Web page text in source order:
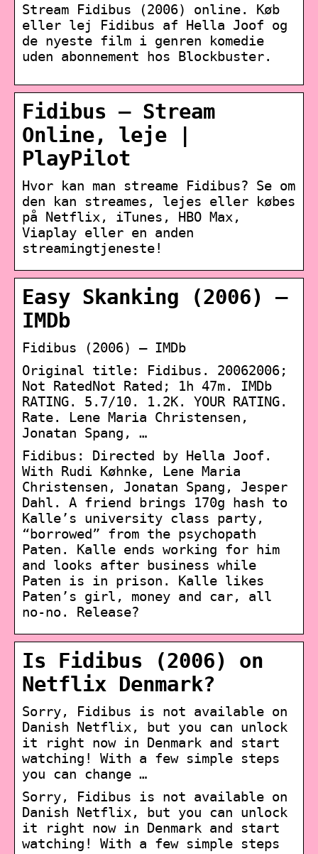
Stream Fidibus (2006) online. Køb
eller lej Fidibus af Hella Joof og
de nyeste film i genren komedie
uden abonnement hos Blockbuster.
Fidibus – Stream
Online, leje |
PlayPilot
Hvor kan man streame Fidibus? Se om
den kan streames, lejes eller købes
på Netflix, iTunes, HBO Max,
Viaplay eller en anden
streamingtjeneste!
Easy Skanking (2006) –
IMDb
Fidibus (2006) – IMDb
Original title: Fidibus. 20062006;
Not RatedNot Rated; 1h 47m. IMDb
RATING. 5.7/10. 1.2K. YOUR RATING.
Rate. Lene Maria Christensen,
Jonatan Spang, …
Fidibus: Directed by Hella Joof.
With Rudi Køhnke, Lene Maria
Christensen, Jonatan Spang, Jesper
Dahl. A friend brings 170g hash to
Kalle’s university class party,
“borrowed” from the psychopath
Paten. Kalle ends working for him
and looks after business while
Paten is in prison. Kalle likes
Paten’s girl, money and car, all
no-no. Release?
Is Fidibus (2006) on
Netflix Denmark?
Sorry, Fidibus is not available on
Danish Netflix, but you can unlock
it right now in Denmark and start
watching! With a few simple steps
you can change …
Sorry, Fidibus is not available on
Danish Netflix, but you can unlock
it right now in Denmark and start
watching! With a few simple steps